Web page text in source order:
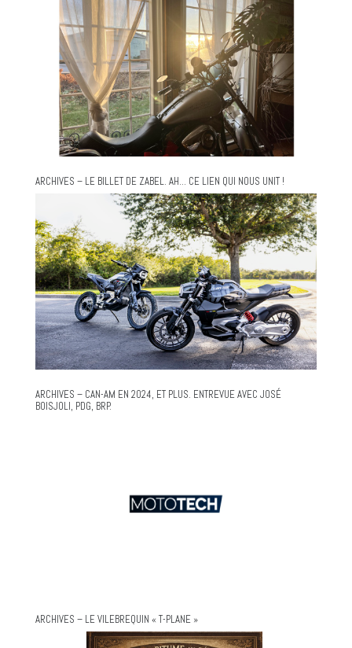
ARCHIVES – LE BILLET DE ZABEL. AH… CE LIEN QUI NOUS UNIT !
ARCHIVES – CAN-AM EN 2024, ET PLUS. ENTREVUE AVEC JOSÉ
BOISJOLI, PDG, BRP.
ARCHIVES – LE VILEBREQUIN « T-PLANE »